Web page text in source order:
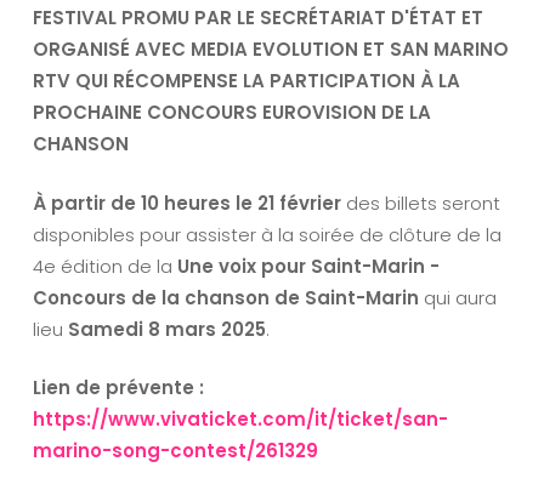
FESTIVAL PROMU PAR LE SECRÉTARIAT D'ÉTAT ET
ORGANISÉ AVEC MEDIA EVOLUTION ET SAN MARINO
RTV QUI RÉCOMPENSE LA PARTICIPATION À LA
PROCHAINE CONCOURS EUROVISION DE LA
CHANSON
À partir de 10 heures le 21 févrierdes billets seront
disponibles pour assister à la soirée de clôture de la
4e édition de la Une voix pour Saint-Marin -
Concours de la chanson de Saint-Marin qui aura
lieu Samedi 8 mars 2025.
Lien de prévente :
https://www.vivaticket.com/it/ticket/san-
marino-song-contest/261329